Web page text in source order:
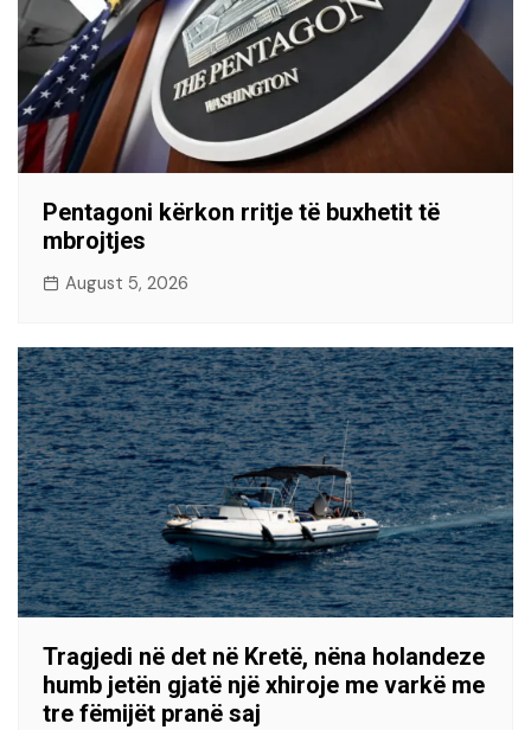
Pentagoni kërkon rritje të buxhetit të
mbrojtjes
August 5, 2026
Tragjedi në det në Kretë, nëna holandeze
humb jetën gjatë një xhiroje me varkë me
tre fëmijët pranë saj